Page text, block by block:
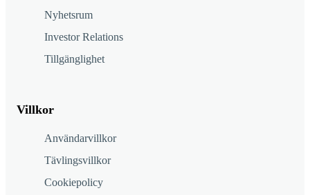
Nyhetsrum
Investor Relations
Tillgänglighet
Villkor
Användarvillkor
Tävlingsvillkor
Cookiepolicy